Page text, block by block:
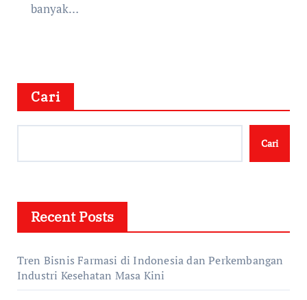
banyak…
Cari
Cari
Recent Posts
Tren Bisnis Farmasi di Indonesia dan Perkembangan
Industri Kesehatan Masa Kini